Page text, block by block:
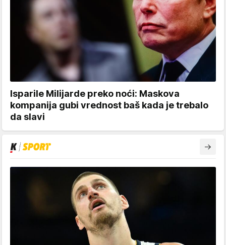
Isparile Milijarde preko noći: Maskova
kompanija gubi vrednost baš kada je trebalo
da slavi